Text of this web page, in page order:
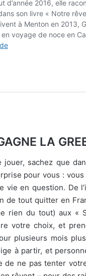
LA
sachez que
pour vous :
en question. De
de tout quitter en
rien du tout) aux
votre choix, et
plusieurs mois
à partir, et
de ne pas tenter